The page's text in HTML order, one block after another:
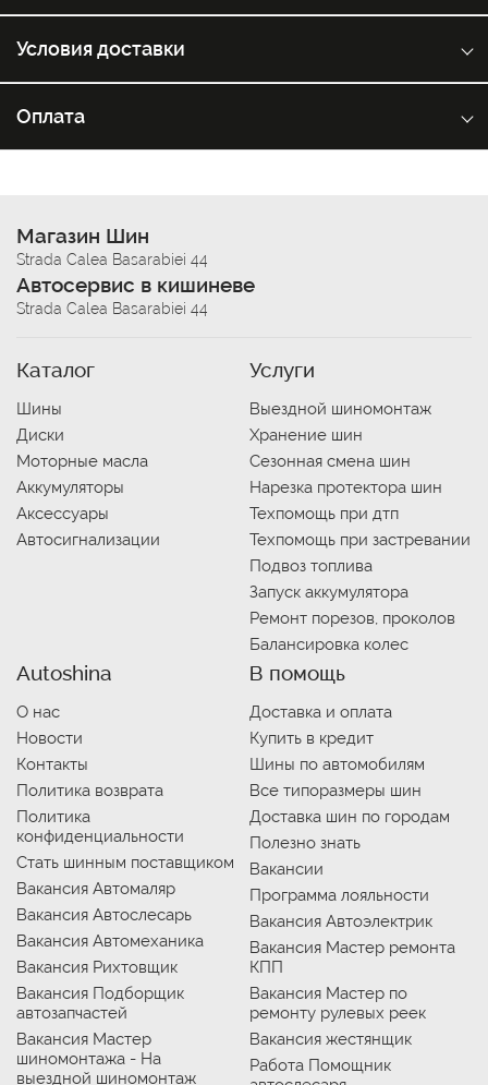
Условия доставки
Оплата
Магазин Шин
Strada Calea Basarabiei 44
Автосервис в кишиневе
Strada Calea Basarabiei 44
Каталог
Шины
Диски
Моторные масла
Аккумуляторы
Аксессуары
Автосигнализации
Услуги
Выездной шиномонтаж
Хранение шин
Сезонная смена шин
Нарезка протектора шин
Техпомощь при дтп
Техпомощь при застревании
Подвоз топлива
Запуск аккумулятора
Ремонт порезов, проколов
Балансировка колес
Autoshina
О нас
Новости
Контакты
Политика возврата
Политика
конфиденциальности
Стать шинным поставщиком
Вакансия Автомаляр
Вакансия Автослесарь
Вакансия Автомеханика
Вакансия Рихтовщик
Вакансия Подборщик
автозапчастей
Вакансия Мастер
шиномонтажа - На
выездной шиномонтаж
В помощь
Доставка и оплата
Купить в кредит
Шины по автомобилям
Все типоразмеры шин
Доставка шин по городам
Полезно знать
Вакансии
Программа лояльности
Вакансия Автоэлектрик
Вакансия Мастер ремонта
КПП
Вакансия Мастер по
ремонту рулевых реек
Вакансия жестянщик
Работа Помощник